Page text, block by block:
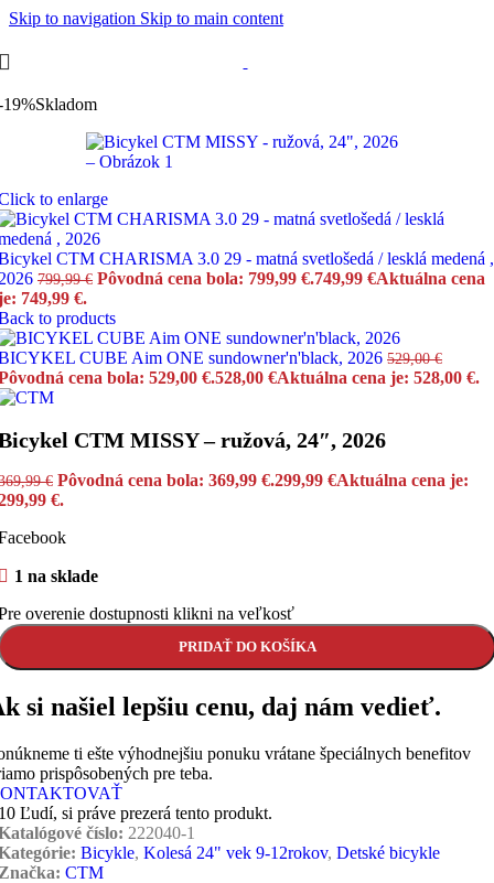
Skip to navigation Skip to main content
19%Skladom
to enlarge
CTM CHARISMA 3.0 29 - matná svetlošedá / lesklá medená ,
799,99€ Pôvodná cena bola: 799,99 €.749,99 €Aktuálna cena
749,99 €.
to products
CUBE Aim ONE sundowner'n'black, 2026 529,00€
cena bola: 529,00 €.528,00 €Aktuálna cena je: 528,00 €.
CTM MISSY – ružová, 24″, 2026
€ Pôvodná cena bola: 369,99 €.299,99 €Aktuálna cena je:
€.
1 na sklade
overenie dostupnosti klikni na veľkosť
PRIDAŤ DO KOŠÍKA
si našiel lepšiu cenu, daj nám vedieť.
ti ešte výhodnejšiu ponuku vrátane špeciálnych benefitov
prispôsobených pre teba.
Ľudí, si práve prezerá tento produkt.
číslo: 222040-1
Bicykle, Kolesá 24" vek 9-12rokov, Detské bicykle
CTM